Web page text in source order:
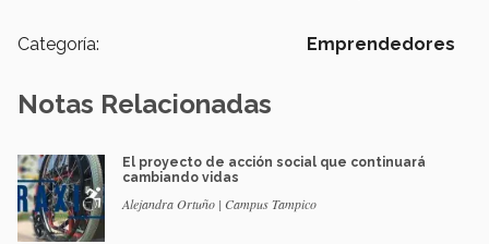
Categoría: Emprendedores
Notas Relacionadas
El proyecto de acción social que continuará
cambiando vidas
Alejandra Ortuño | Campus Tampico